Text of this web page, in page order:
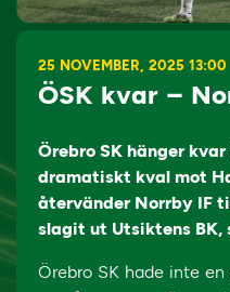
25 NOVEMBER, 2025 13:00
ÖSK kvar –
Örebro SK hänger
dramatiskt kval mot
återvänder Norrby IF
slagit ut Utsiktens BK,
Örebro SK hade inte